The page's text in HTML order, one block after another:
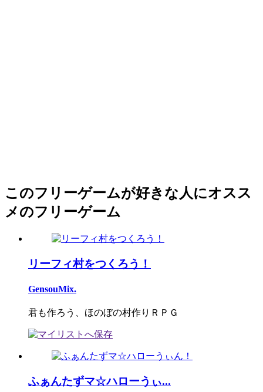
このフリーゲームが好きな人にオスス
メのフリーゲーム
リーフィ村をつくろう！
GensouMix.
君も作ろう、ほのぼの村作りＲＰＧ
ふぁんたずマ☆ハローうぃ...